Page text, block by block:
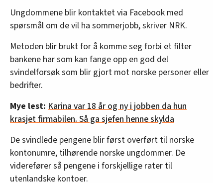
Ungdommene blir kontaktet via Facebook med
spørsmål om de vil ha sommerjobb, skriver NRK.
Metoden blir brukt for å komme seg forbi et filter
bankene har som kan fange opp en god del
svindelforsøk som blir gjort mot norske personer eller
bedrifter.
Mye lest: Karina var 18 år og ny i jobben da hun
krasjet firmabilen. Så ga sjefen henne skylda
De svindlede pengene blir først overført til norske
kontonumre, tilhørende norske ungdommer. De
viderefører så pengene i forskjellige rater til
utenlandske kontoer.